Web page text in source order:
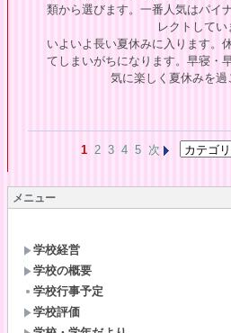
類から選びます。一番人気はパイ
レクトしてい
いよいよ長い夏休みに入ります。
てしまいがちになります。早寝・
気に楽しく夏休みを過
1 2 3 4 5 次
メニュー
学校経営
学校の概要
学校行事予定
学校評価